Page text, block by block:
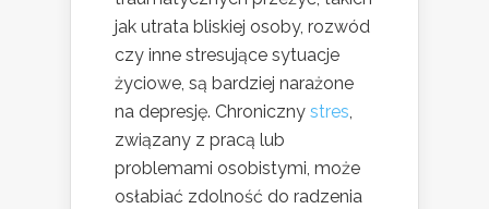
jak utrata bliskiej osoby, rozwód
czy inne stresujące sytuacje
życiowe, są bardziej narażone
na depresję. Chroniczny stres,
związany z pracą lub
problemami osobistymi, może
osłabiać zdolność do radzenia